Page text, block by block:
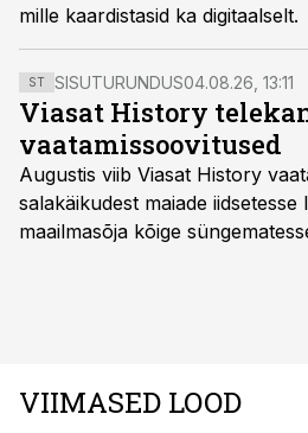
mille kaardistasid ka digitaalselt.
ST SISUTURUNDUS04.08.26, 13:11
Viasat History
vaatamissoovitused
Augustis viib Viasat History
salakäikudest maiade iidsetesse
maailmasõja kõige
viasathistory.eu/ee
VIIMASED LOOD